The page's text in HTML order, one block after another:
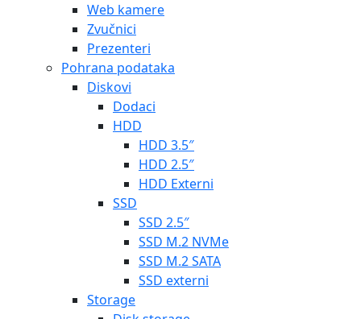
Web kamere
Zvučnici
Prezenteri
Pohrana podataka
Diskovi
Dodaci
HDD
HDD 3.5″
HDD 2.5″
HDD Externi
SSD
SSD 2.5″
SSD M.2 NVMe
SSD M.2 SATA
SSD externi
Storage